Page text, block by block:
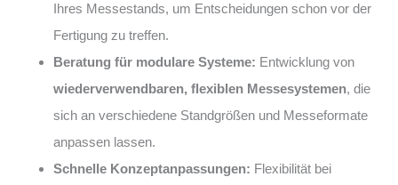
Ihres Messestands, um Entscheidungen schon vor der
Fertigung zu treffen.
Beratung für modulare Systeme: Entwicklung von
wiederverwendbaren, flexiblen Messesystemen, die
sich an verschiedene Standgrößen und Messeformate
anpassen lassen.
Schnelle Konzeptanpassungen: Flexibilität bei